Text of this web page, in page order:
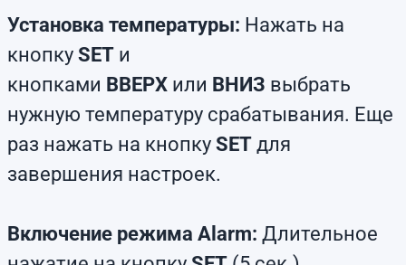
Установка температуры: Нажать на
кнопку SET и
кнопками ВВЕРХ или ВНИЗ выбрать
нужную температуру срабатывания. Еще
раз нажать на кнопку SET для
завершения настроек.
Включение режима Alarm: Длительное